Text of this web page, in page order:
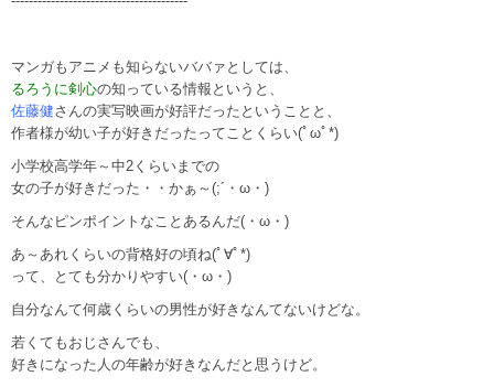
マンガもアニメも知らないババァとしては、
るろうに剣心の知っている情報というと、
佐藤健さんの実写映画が好評だったということと、
作者様が幼い子が好きだったってことくらい(ﾟωﾟ*)
小学校高学年～中2くらいまでの
女の子が好きだった・・かぁ～(;´・ω・)
そんなピンポイントなことあるんだ(・ω・)
あ～あれくらいの背格好の頃ね(ﾟ∀ﾟ*)
って、とても分かりやすい(・ω・)
自分なんて何歳くらいの男性が好きなんてないけどな。
若くてもおじさんでも、
好きになった人の年齢が好きなんだと思うけど。